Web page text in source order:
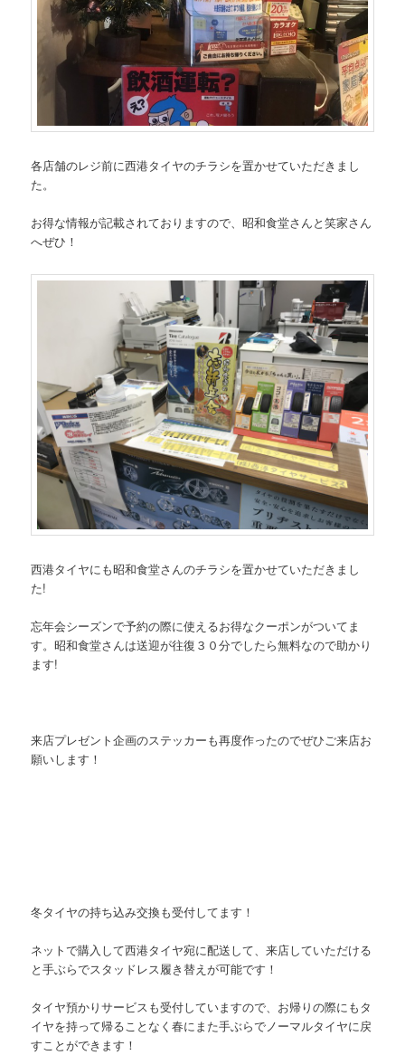
各店舗のレジ前に西港タイヤのチラシを置かせていただきまし
た。
お得な情報が記載されておりますので、昭和食堂さんと笑家さん
へぜひ！
西港タイヤにも昭和食堂さんのチラシを置かせていただきまし
た!
忘年会シーズンで予約の際に使えるお得なクーポンがついてま
す。昭和食堂さんは送迎が往復３０分でしたら無料なので助かり
ます!
来店プレゼント企画のステッカーも再度作ったのでぜひご来店お
願いします！
冬タイヤの持ち込み交換も受付してます！
ネットで購入して西港タイヤ宛に配送して、来店していただける
と手ぶらでスタッドレス履き替えが可能です！
タイヤ預かりサービスも受付していますので、お帰りの際にもタ
イヤを持って帰ることなく春にまた手ぶらでノーマルタイヤに戻
すことができます！